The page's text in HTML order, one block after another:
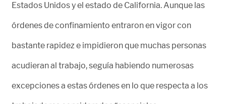
Estados Unidos y el estado de California. Aunque las
órdenes de confinamiento entraron en vigor con
bastante rapidez e impidieron que muchas personas
acudieran al trabajo, seguía habiendo numerosas
excepciones a estas órdenes en lo que respecta a los